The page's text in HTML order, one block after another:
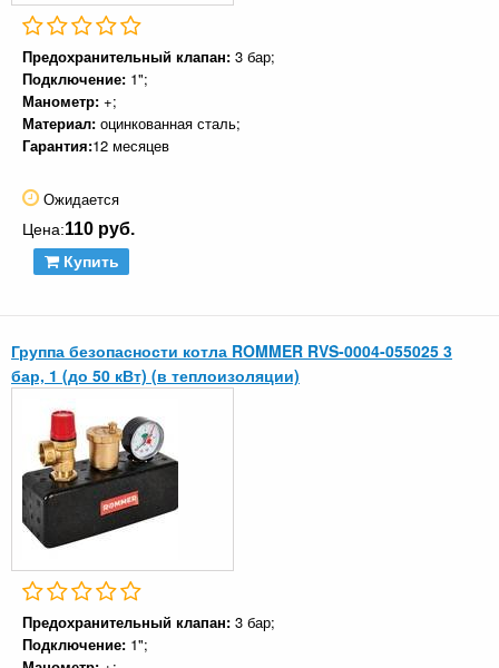
Предохранительный клапан: 3 бар;
Подключение: 1";
Манометр: +;
Материал: оцинкованная сталь;
Гарантия:12 месяцев
Ожидается
Цена:110 руб.
Купить
Группа безопасности котла ROMMER RVS-0004-055025 3
бар, 1 (до 50 кВт) (в теплоизоляции)
Предохранительный клапан: 3 бар;
Подключение: 1";